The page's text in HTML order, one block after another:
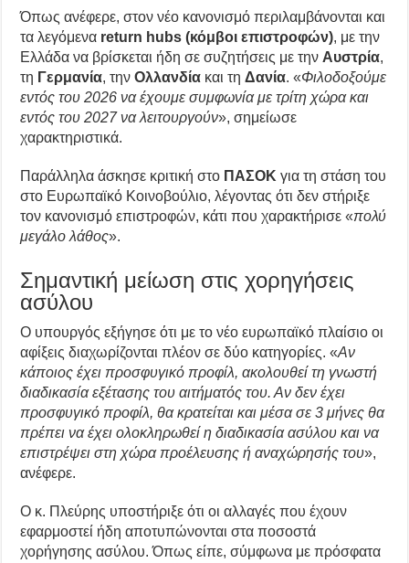
Όπως ανέφερε, στον νέο κανονισμό περιλαμβάνονται και
τα λεγόμενα return hubs (κόμβοι επιστροφών), με την
Ελλάδα να βρίσκεται ήδη σε συζητήσεις με την Αυστρία,
τη Γερμανία, τηνΟλλανδία και τηΔανία. «Φιλοδοξούμε
εντός του 2026 να έχουμε συμφωνία με τρίτη χώρα και
εντός του 2027 να λειτουργούν», σημείωσε
χαρακτηριστικά.
Παράλληλα άσκησε κριτική στο ΠΑΣΟΚγια τη στάση του
στο Ευρωπαϊκό Κοινοβούλιο, λέγοντας ότι δεν στήριξε
τον κανονισμό επιστροφών, κάτι που χαρακτήρισε «πολύ
μεγάλο λάθος».
Σημαντική μείωση στις χορηγήσεις
ασύλου
Ο υπουργός εξήγησε ότι με το νέο ευρωπαϊκό πλαίσιο οι
αφίξεις διαχωρίζονται πλέον σε δύο κατηγορίες. «Αν
κάποιος έχει προσφυγικό προφίλ, ακολουθεί τη γνωστή
διαδικασία εξέτασης του αιτήματός του. Αν δεν έχει
προσφυγικό προφίλ, θα κρατείται και μέσα σε 3 μήνες θα
πρέπει να έχει ολοκληρωθεί η διαδικασία ασύλου και να
επιστρέψει στη χώρα προέλευσης ή αναχώρησής του»,
ανέφερε.
Ο κ. Πλεύρης υποστήριξε ότι οι αλλαγές που έχουν
εφαρμοστεί ήδη αποτυπώνονται στα ποσοστά
χορήγησης ασύλου. Όπως είπε, σύμφωνα με πρόσφατα